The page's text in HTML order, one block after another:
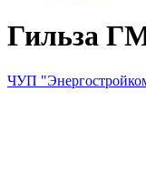
Гильза
ЧУП